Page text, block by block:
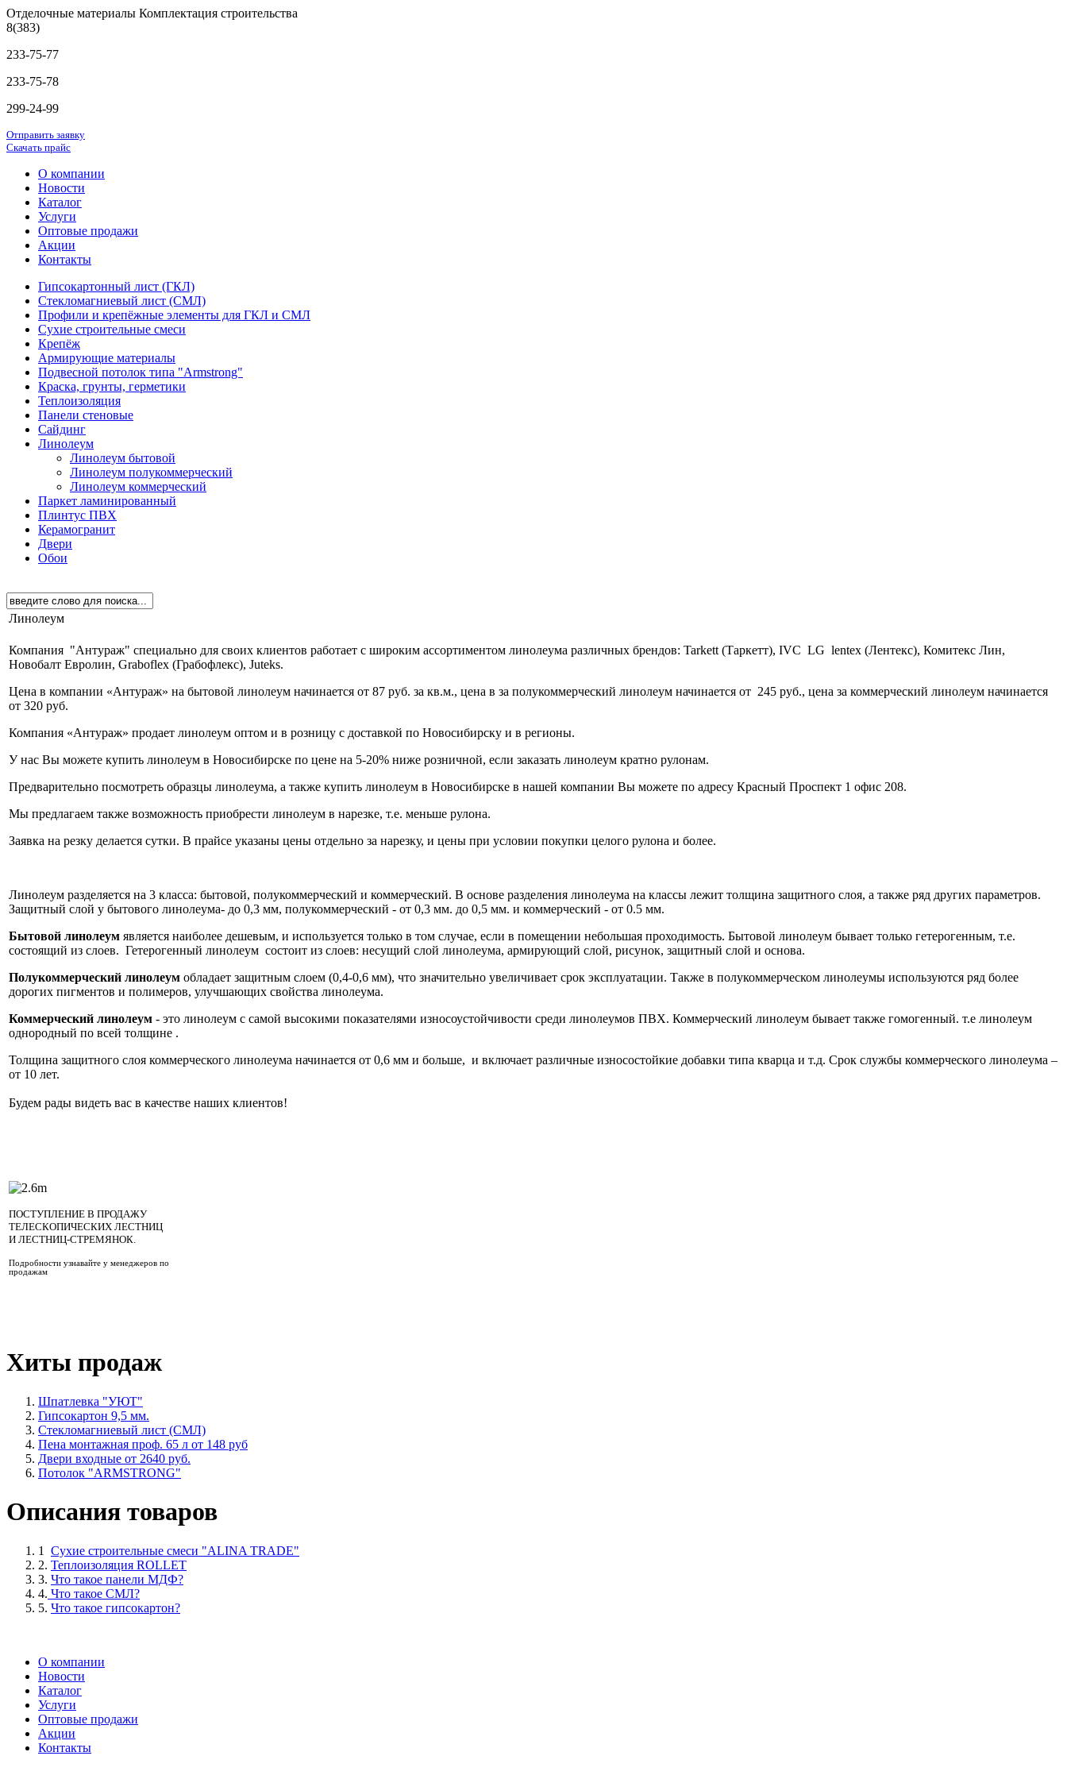
Отделочные материалы Комплектация строительства
8(383)
233-75-77
233-75-78
299-24-99
Отправить заявку
Скачать прайс
О компании
Новости
Каталог
Услуги
Оптовые продажи
Акции
Контакты
Гипсокартонный лист (ГКЛ)
Стекломагниевый лист (СМЛ)
Профили и крепёжные элементы для ГКЛ и СМЛ
Сухие строительные смеси
Крепёж
Армирующие материалы
Подвесной потолок типа "Armstrong"
Краска, грунты, герметики
Теплоизоляция
Панели стеновые
Сайдинг
Линолеум
Линолеум бытовой
Линолеум полукоммерческий
Линолеум коммерческий
Паркет ламинированный
Плинтус ПВХ
Керамогранит
Двери
Обои
Линолеум
Компания "Антураж" специально для своих клиентов работает с широким ассортиментом линолеума различных брендов: Tarkett (Таркетт), IVC LG lentex (Лентекс), Комитекс Лин,
Новобалт Евролин, Graboflex (Грабофлекс), Juteks.
Цена в компании «Антураж» на бытовой линолеум начинается от 87 руб. за кв.м., цена в за полукоммерческий линолеум начинается от 245 руб., цена за коммерческий линолеум начинается
от 320 руб.
Компания «Антураж» продает линолеум оптом и в розницу с доставкой по Новосибирску и в регионы.
У нас Вы можете купить линолеум в Новосибирске по цене на 5-20% ниже розничной, если заказать линолеум кратно рулонам.
Предварительно посмотреть образцы линолеума, а также купить линолеум в Новосибирске в нашей компании Вы можете по адресу Красный Проспект 1 офис 208.
Мы предлагаем также возможность приобрести линолеум в нарезке, т.е. меньше рулона.
Заявка на резку делается сутки. В прайсе указаны цены отдельно за нарезку, и цены при условии покупки целого рулона и более.
Линолеум разделяется на 3 класса: бытовой, полукоммерческий и коммерческий. В основе разделения линолеума на классы лежит толщина защитного слоя, а также ряд других параметров.
Защитный слой у бытового линолеума- до 0,3 мм, полукоммерческий - от 0,3 мм. до 0,5 мм. и коммерческий - от 0.5 мм.
Бытовой линолеум является наиболее дешевым, и используется только в том случае, если в помещении небольшая проходимость. Бытовой линолеум бывает только гетерогенным, т.е.
состоящий из слоев. Гетерогенный линолеум состоит из слоев: несущий слой линолеума, армирующий слой, рисунок, защитный слой и основа.
Полукоммерческий линолеум обладает защитным слоем (0,4-0,6 мм), что значительно увеличивает срок эксплуатации. Также в полукоммерческом линолеумы используются ряд более
дорогих пигментов и полимеров, улучшающих свойства линолеума.
Коммерческий линолеум - это линолеум с самой высокими показателями износоустойчивости среди линолеумов ПВХ. Коммерческий линолеум бывает также гомогенный. т.е линолеум
однородный по всей толщине .
Толщина защитного слоя коммерческого линолеума начинается от 0,6 мм и больше, и включает различные износостойкие добавки типа кварца и т.д. Срок службы коммерческого линолеума –
от 10 лет.
Будем рады видеть вас в качестве наших клиентов!
ПОСТУПЛЕНИЕ В ПРОДАЖУ
ТЕЛЕСКОПИЧЕСКИХ ЛЕСТНИЦ
И ЛЕСТНИЦ-СТРЕМЯНОК.
Подробности узнавайте у менеджеров по
продажам
Хиты продаж
Шпатлевка "УЮТ"
Гипсокартон 9,5 мм.
Стекломагниевый лист (СМЛ)
Пена монтажная проф. 65 л от 148 руб
Двери входные от 2640 руб.
Потолок "ARMSTRONG"
Описания товаров
1 Сухие строительные смеси "ALINA TRADE"
2. Теплоизоляция ROLLET
3. Что такое панели МДФ?
4. Что такое СМЛ?
5. Что такое гипсокартон?
О компании
Новости
Каталог
Услуги
Оптовые продажи
Акции
Контакты